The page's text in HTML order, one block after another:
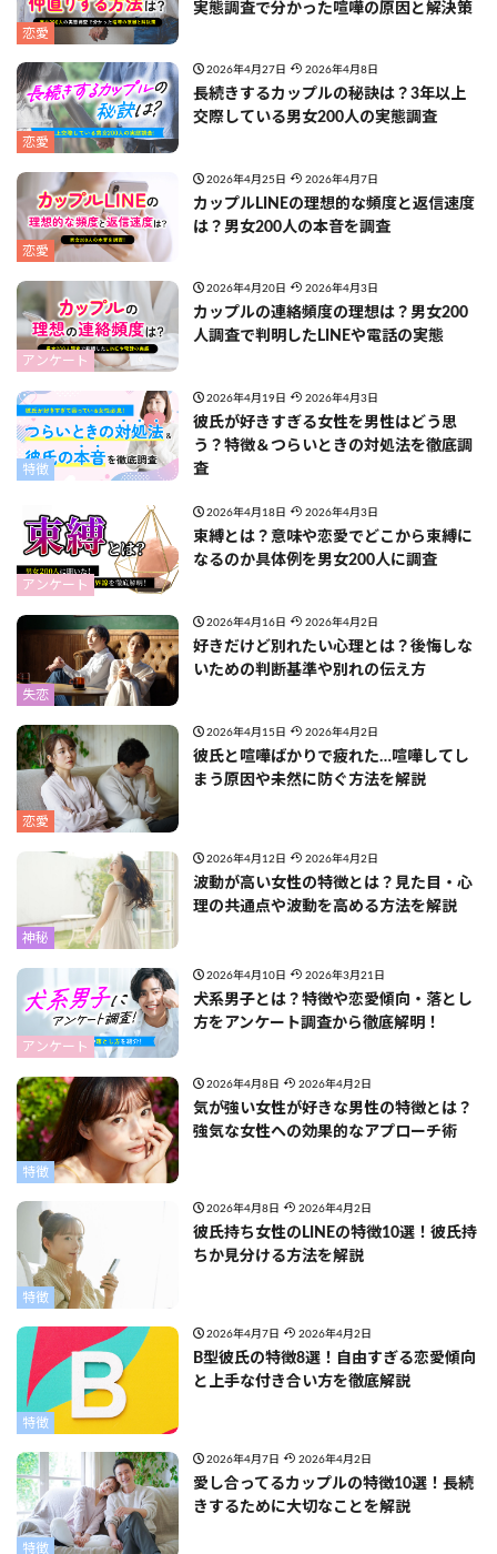
恋愛
実態調査で分かった喧嘩の原因と解決策
恋愛
2026年4月27日 2026年4月8日
長続きするカップルの秘訣は？3年以上
交際している男女200人の実態調査
恋愛
2026年4月25日 2026年4月7日
カップルLINEの理想的な頻度と返信速度
は？男女200人の本音を調査
アンケート
2026年4月20日 2026年4月3日
カップルの連絡頻度の理想は？男女200
人調査で判明したLINEや電話の実態
特徴
2026年4月19日 2026年4月3日
彼氏が好きすぎる女性を男性はどう思
う？特徴＆つらいときの対処法を徹底調
査
アンケート
2026年4月18日 2026年4月3日
束縛とは？意味や恋愛でどこから束縛に
なるのか具体例を男女200人に調査
失恋
2026年4月16日 2026年4月2日
好きだけど別れたい心理とは？後悔しな
いための判断基準や別れの伝え方
恋愛
2026年4月15日 2026年4月2日
彼氏と喧嘩ばかりで疲れた…喧嘩してし
まう原因や未然に防ぐ方法を解説
神秘
2026年4月12日 2026年4月2日
波動が高い女性の特徴とは？見た目・心
理の共通点や波動を高める方法を解説
アンケート
2026年4月10日 2026年3月21日
犬系男子とは？特徴や恋愛傾向・落とし
方をアンケート調査から徹底解明！
特徴
2026年4月8日 2026年4月2日
気が強い女性が好きな男性の特徴とは？
強気な女性への効果的なアプローチ術
特徴
2026年4月8日 2026年4月2日
彼氏持ち女性のLINEの特徴10選！彼氏持
ちか見分ける方法を解説
特徴
2026年4月7日 2026年4月2日
B型彼氏の特徴8選！自由すぎる恋愛傾向
と上手な付き合い方を徹底解説
特徴
2026年4月7日 2026年4月2日
愛し合ってるカップルの特徴10選！長続
きするために大切なことを解説